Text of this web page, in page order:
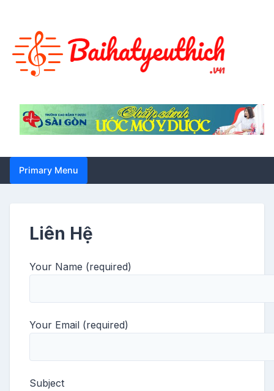
content
Primary Menu
Liên Hệ
Your Name (required)
Your Email (required)
Subject